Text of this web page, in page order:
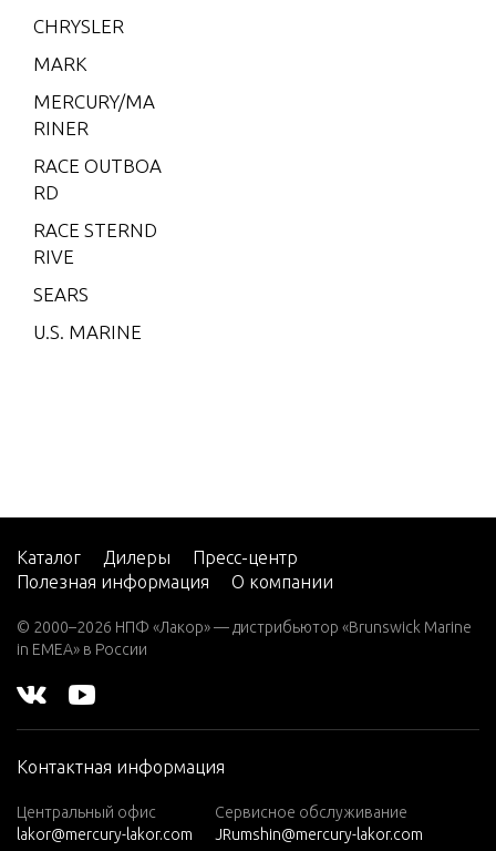
CHRYSLER
MARK
MERCURY/MA
RINER
RACE OUTBOA
RD
RACE STERND
RIVE
SEARS
U.S. MARINE
TROKE)(Inter
national)
6 (2 Cyl.)(Inter
8 (2 Cyl.)(Inter
8 (BODENSE
Каталог Дилеры
Пресс-центр
Полезная информация
О компании
© 2000–2026 НПФ «Лакор» — дистрибьютор «Brunswick Marine
in EMEA» в России
Контактная информация
Центральный офис
lakor@mercury-lakor.com
Сервисное обслуживание
JRumshin@mercury-lakor.com